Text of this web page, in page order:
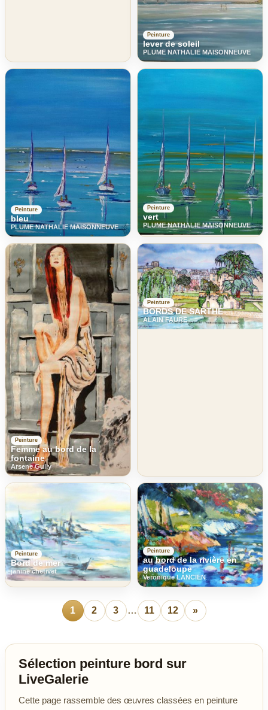
Peinture
lever de soleil
PLUME NATHALIE MAISONNEUVE
Peinture
bleu
PLUME NATHALIE MAISONNEUVE
Peinture
vert
PLUME NATHALIE MAISONNEUVE
Peinture
Femme au bord de la
fontaine
Arsene Gully
Peinture
BORDS DE SARTHE
ALAIN FAURE
Peinture
Bord de mer
janine chetivet
Peinture
au bord de la rivière en
guadeloupe
Veronique LANCIEN
1 2 3 … 11 12 »
Sélection peinture bord sur
LiveGalerie
Cette page rassemble des œuvres classées en peinture